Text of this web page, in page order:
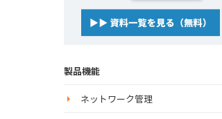
製品機能
ネットワーク管理